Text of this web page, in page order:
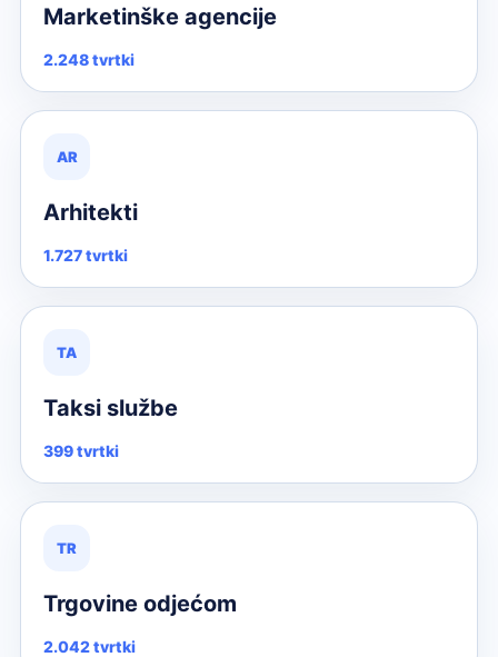
Marketinške agencije
2.248 tvrtki
AR
Arhitekti
1.727 tvrtki
TA
Taksi službe
399 tvrtki
TR
Trgovine odjećom
2.042 tvrtki